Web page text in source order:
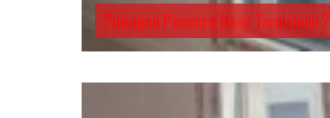
Pimapen Pencere Nasıl Temizlenir?